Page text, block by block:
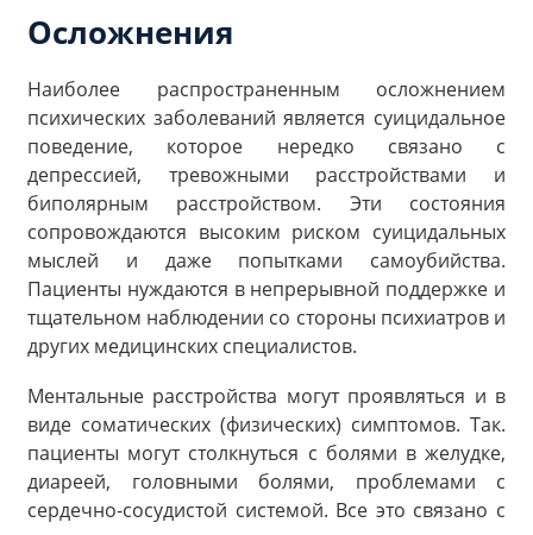
Осложнения
Наиболее распространенным осложнением
психических заболеваний является суицидальное
поведение, которое нередко связано с
депрессией, тревожными расстройствами и
биполярным расстройством. Эти состояния
сопровождаются высоким риском суицидальных
мыслей и даже попытками самоубийства.
Пациенты нуждаются в непрерывной поддержке и
тщательном наблюдении со стороны психиатров и
других медицинских специалистов.
Ментальные расстройства могут проявляться и в
виде соматических (физических) симптомов. Так.
пациенты могут столкнуться с болями в желудке,
диареей, головными болями, проблемами с
сердечно-сосудистой системой. Все это связано с